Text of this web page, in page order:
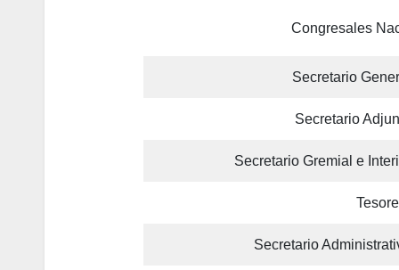
Congresales
Secretario
Secretario
Secretario Gremial e
Secretario